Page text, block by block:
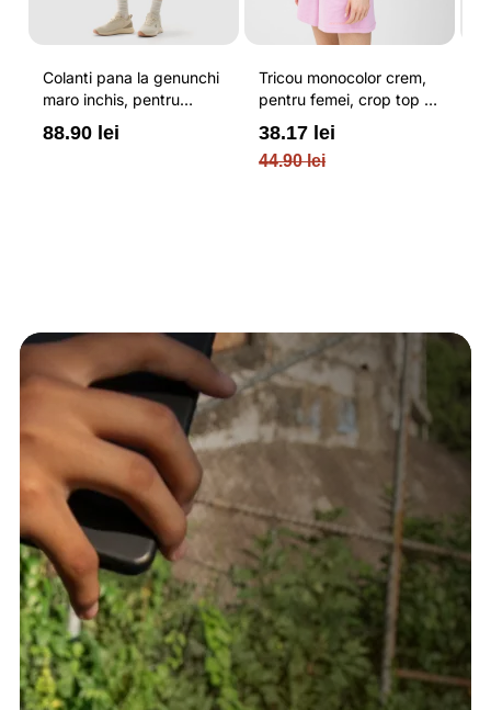
Colanti pana la genunchi
maro inchis, pentru
femei, cu striatii si
cusaturi plate 4F
88.90 lei
Tricou monocolor crem,
pentru femei, crop top si
croiala slim 4F
44.90 lei
38.17 lei